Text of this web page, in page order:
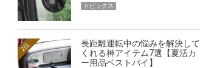
トピックス
長距離運転中の悩みを解決して
くれる神アイテム7選【夏活カ
ー用品ベストバイ】
2位